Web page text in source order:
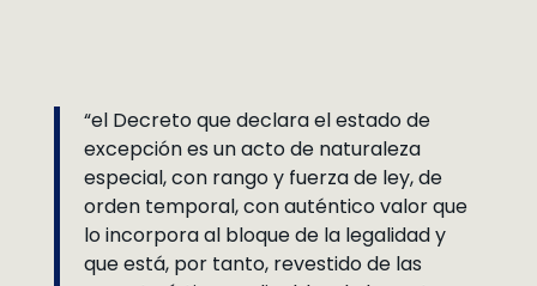
“el Decreto que declara el estado de
excepción es un acto de naturaleza
especial, con rango y fuerza de ley, de
orden temporal, con auténtico valor que
lo incorpora al bloque de la legalidad y
que está, por tanto, revestido de las